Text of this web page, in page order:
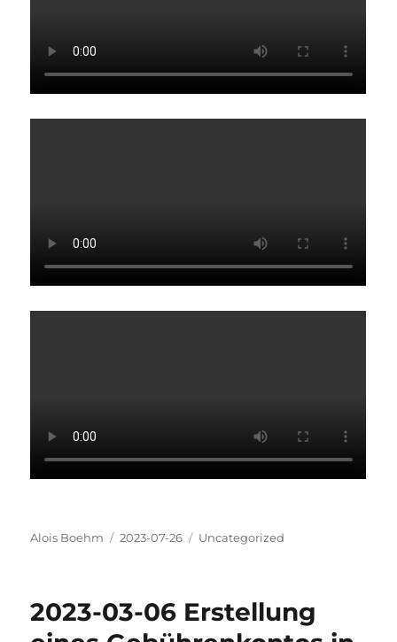
Autor
Alois Boehm
Veröffentlicht
2023-07-26 Kategorien
Uncategorized
2023-03-06 Erstellung